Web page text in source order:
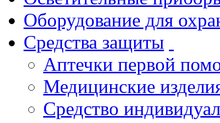
Оборудование для
Средства защиты
Аптечки первой
Медицинские
Средство